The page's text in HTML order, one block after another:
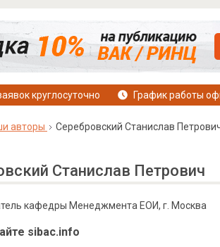
круглосуточно График работы
авторы Серебровский Станислав
Станислав Петрович
кафедры Менеджмента ЕОИ, г. Москва
sibac.info